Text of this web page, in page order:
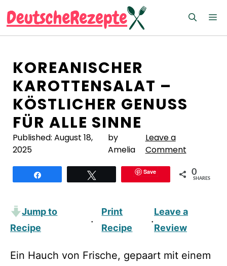
Inhalt
springen
KOREANISCHER
KAROTTENSALAT –
KÖSTLICHER GENUSS
FÜR ALLE SINNE
Published: August 18,
2025
by
Amelia
Leave a
Comment
Save 0
SHARES
Jump to
Recipe
·
Print
Recipe
·
Leave a
Review
Ein Hauch von Frische, gepaart mit einem